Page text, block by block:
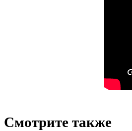
Смотрите также